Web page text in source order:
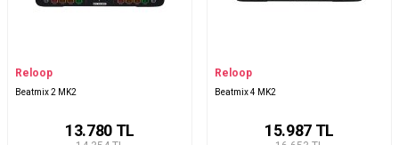
Reloop
Beatmix 2 MK2
13.780TL
Reloop
Beatmix 4 MK2
15.987TL